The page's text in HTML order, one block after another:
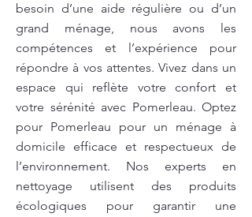
besoin d’une aide régulière ou d’un
grand ménage, nous avons les
compétences et l’expérience pour
répondre à vos attentes. Vivez dans un
espace qui reflète votre confort et
votre sérénité avec Pomerleau. Optez
pour Pomerleau pour un ménage à
domicile efficace et respectueux de
l’environnement. Nos experts en
nettoyage utilisent des produits
écologiques pour garantir une